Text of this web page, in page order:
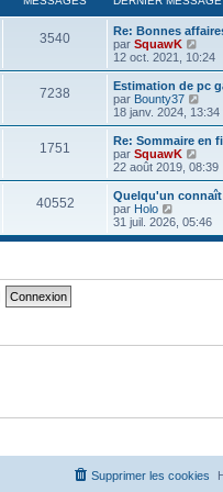
m
e
s
s
a
g
e
n
i
e
m
e
s
a
g
e
e
n
i
e
m
e
s
a
g
e
3540
Re: Bonnes
par SquawK
o
i
r
l
e
r
n
i
r
e
s
g
12 oct. 2021, 10:24
7238
Estimation de pc
par Bounty37
o
i
r
e
r
n
i
e
e
e
18 janv. 2024, 13:34
1751
Re: Sommaire en
par SquawK
o
i
r
e
e
i
s
22 août 2019, 08:39
40552
Quelqu'un
par Holo
o
i
s
e
31 juil. 2026, 05:46
Supprimer les cookies